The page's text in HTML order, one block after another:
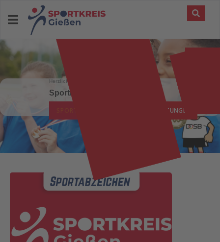
Herzlich Willkommen beim
Sportkreis Giessen
VERANSTALTUNGEN